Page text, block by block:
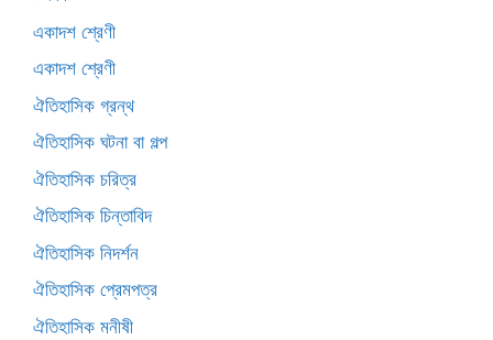
একাদশ শ্রেণী
একাদশ শ্রেণী
ঐতিহাসিক গ্রন্থ
ঐতিহাসিক ঘটনা বা গল্প
ঐতিহাসিক চরিত্র
ঐতিহাসিক চিন্তাবিদ
ঐতিহাসিক নিদর্শন
ঐতিহাসিক প্রেমপত্র
ঐতিহাসিক মনীষী